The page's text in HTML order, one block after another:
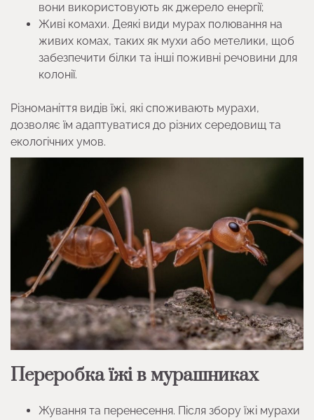
вони використовують як джерело енергії;
Живі комахи. Деякі види мурах полювання на
живих комах, таких як мухи або метелики, щоб
забезпечити білки та інші поживні речовини для
колонії.
Різноманіття видів їжі, які споживають мурахи,
дозволяє їм адаптуватися до різних середовищ та
екологічних умов.
Переробка їжі в мурашниках
Жування та перенесення. Після збору їжі мурахи